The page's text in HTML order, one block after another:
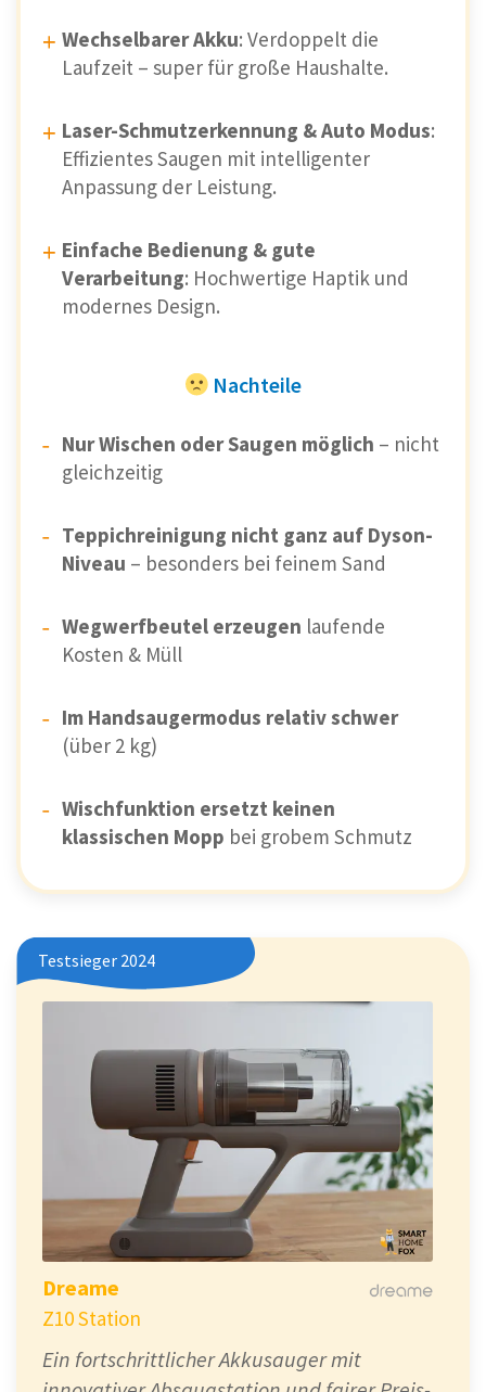
Wechselbarer Akku: Verdoppelt die
Laufzeit – super für große Haushalte.
Laser-Schmutzerkennung & Auto Modus:
Effizientes Saugen mit intelligenter
Anpassung der Leistung.
Einfache Bedienung & gute
Verarbeitung: Hochwertige Haptik und
modernes Design.
Nachteile
Nur Wischen oder Saugen möglich – nicht
gleichzeitig
Teppichreinigung nicht ganz auf Dyson-
Niveau – besonders bei feinem Sand
Wegwerfbeutel erzeugen laufende
Kosten & Müll
Im Handsaugermodus relativ schwer
(über 2 kg)
Wischfunktion ersetzt keinen
klassischen Mopp bei grobem Schmutz
Testsieger 2024
Dreame
Z10 Station
Ein fortschrittlicher Akkusauger mit